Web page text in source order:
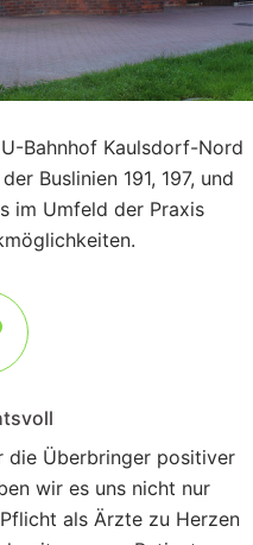
Bahnhof Kaulsdorf-Nord
Buslinien 191, 197, und
im Umfeld der Praxis
die Überbringer positiver
wir es uns nicht nur
als Ärzte zu Herzen